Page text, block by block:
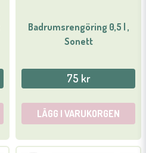
Badrumsrengöring 0,5 l ,
Sonett
75 kr
LÄGG I VARUKORGEN